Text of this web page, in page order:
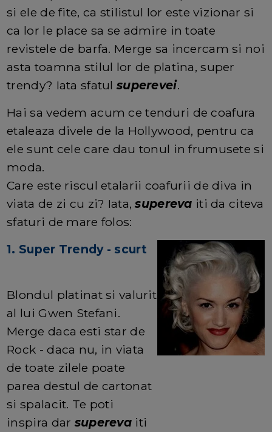
si ele de fite, ca stilistul lor este vizionar si
ca lor le place sa se admire in toate
revistele de barfa. Merge sa incercam si noi
asta toamna stilul lor de platina, super
trendy? Iata sfatul superevei.
Hai sa vedem acum ce tenduri de coafura
etaleaza divele de la Hollywood, pentru ca
ele sunt cele care dau tonul in frumusete si
moda.
Care este riscul etalarii coafurii de diva in
viata de zi cu zi? Iata,supereva iti da citeva
sfaturi de mare folos:
1. Super Trendy - scurt
Blondul platinat si valurit
al lui Gwen Stefani.
Merge daca esti star de
Rock - daca nu, in viata
de toate zilele poate
parea destul de cartonat
si spalacit. Te poti
inspira dar superevaiti